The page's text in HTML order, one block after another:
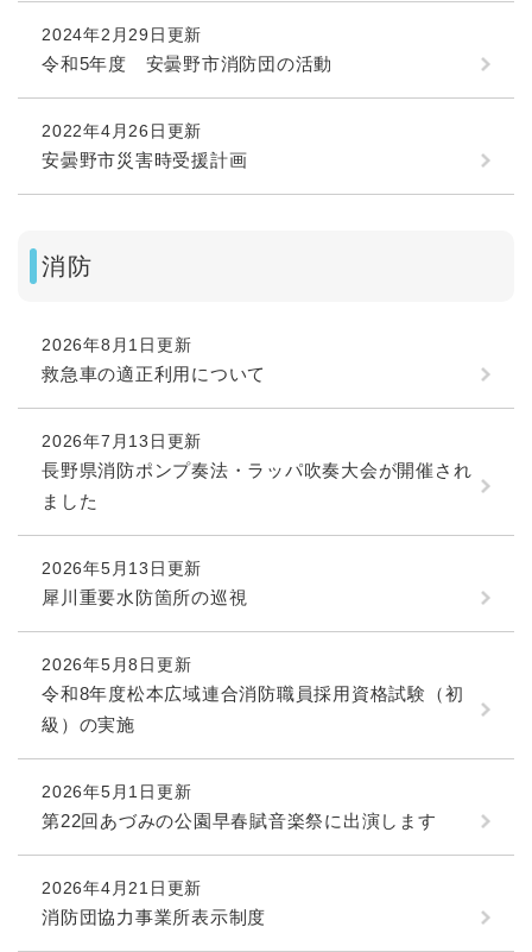
2024年2月29日更新
令和5年度 安曇野市消防団の活動
2022年4月26日更新
安曇野市災害時受援計画
消防
2026年8月1日更新
救急車の適正利用について
2026年7月13日更新
長野県消防ポンプ奏法・ラッパ吹奏大会が開催され
ました
2026年5月13日更新
犀川重要水防箇所の巡視
2026年5月8日更新
令和8年度松本広域連合消防職員採用資格試験（初
級）の実施
2026年5月1日更新
第22回あづみの公園早春賦音楽祭に出演します
2026年4月21日更新
消防団協力事業所表示制度